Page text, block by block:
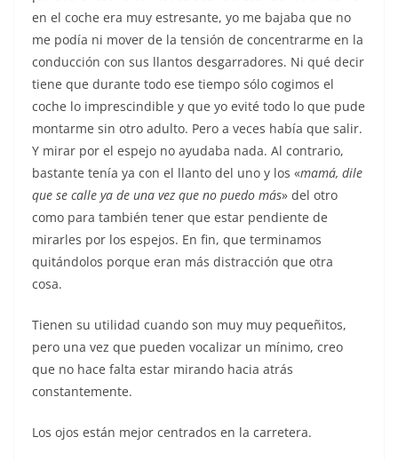
en el coche era muy estresante, yo me bajaba que no
me podía ni mover de la tensión de concentrarme en la
conducción con sus llantos desgarradores. Ni qué decir
tiene que durante todo ese tiempo sólo cogimos el
coche lo imprescindible y que yo evité todo lo que pude
montarme sin otro adulto. Pero a veces había que salir.
Y mirar por el espejo no ayudaba nada. Al contrario,
bastante tenía ya con el llanto del uno y los «mamá, dile
que se calle ya de una vez que no puedo más» del otro
como para también tener que estar pendiente de
mirarles por los espejos. En fin, que terminamos
quitándolos porque eran más distracción que otra
cosa.
Tienen su utilidad cuando son muy muy pequeñitos,
pero una vez que pueden vocalizar un mínimo, creo
que no hace falta estar mirando hacia atrás
constantemente.
Los ojos están mejor centrados en la carretera.